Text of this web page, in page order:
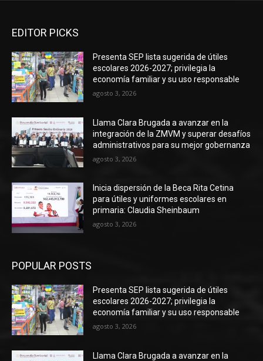
EDITOR PICKS
Presenta SEP lista sugerida de útiles
escolares 2026-2027; privilegia la
economía familiar y su uso responsable
agosto 3, 2026
Llama Clara Brugada a avanzar en la
integración de la ZMVM y superar desafíos
administrativos para su mejor gobernanza
agosto 3, 2026
Inicia dispersión de la Beca Rita Cetina
para útiles y uniformes escolares en
primaria: Claudia Sheinbaum
agosto 3, 2026
POPULAR POSTS
Presenta SEP lista sugerida de útiles
escolares 2026-2027; privilegia la
economía familiar y su uso responsable
agosto 3, 2026
Llama Clara Brugada a avanzar en la